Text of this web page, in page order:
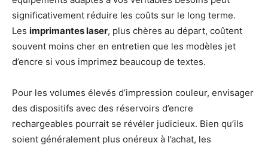
significativement réduire les coûts sur le long terme.
Les imprimantes laser, plus chères au départ, coûtent
souvent moins cher en entretien que les modèles jet
d’encre si vous imprimez beaucoup de textes.
Pour les volumes élevés d’impression couleur, envisager
des dispositifs avec des réservoirs d’encre
rechargeables pourrait se révéler judicieux. Bien qu’ils
soient généralement plus onéreux à l’achat, les